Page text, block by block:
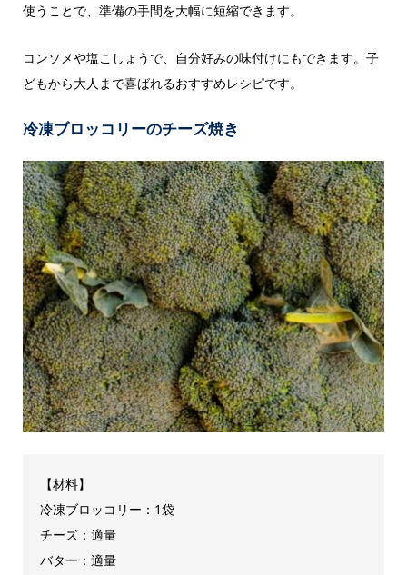
使うことで、準備の手間を大幅に短縮できます。
コンソメや塩こしょうで、自分好みの味付けにもできます。子
どもから大人まで喜ばれるおすすめレシピです。
冷凍ブロッコリーのチーズ焼き
【材料】
冷凍ブロッコリー：1袋
チーズ：適量
バター：適量